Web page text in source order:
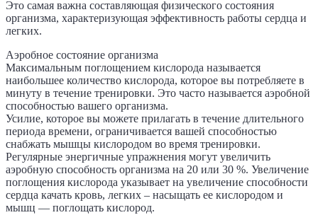
Это самая важна составляющая физического состояния
организма, характеризующая эффективность работы сердца и
легких.
Аэробное состояние организма
Максимальным поглощением кислорода называется
наибольшее количество кислорода, которое вы потребляете в
минуту в течение тренировки. Это часто называется аэробной
способностью вашего организма.
Усилие, которое вы можете прилагать в течение длительного
периода времени, ограничивается вашей способностью
снабжать мышцы кислородом во время тренировки.
Регулярные энергичные упражнения могут увеличить
аэробную способность организма на 20 или 30 %. Увеличение
поглощения кислорода указывает на увеличение способности
сердца качать кровь, легких – насыщать ее кислородом и
мышц — поглощать кислород.